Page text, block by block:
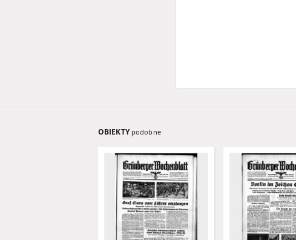
OBIEKTY podobne